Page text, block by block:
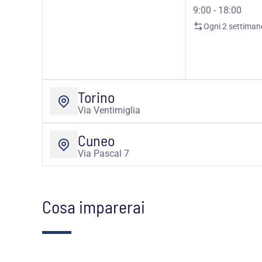
9:00 - 18:00
Ogni 2
Torino
Via Ventimiglia
Cuneo
Via Pascal 7
Cosa imparerai